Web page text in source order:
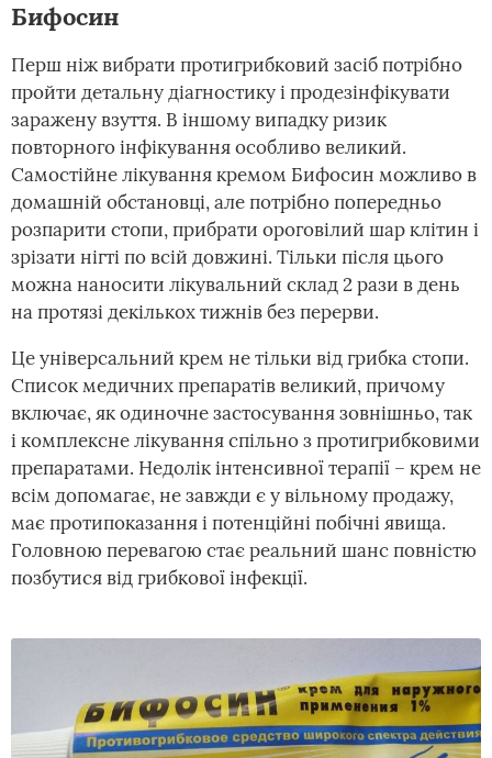
Бифосин
Перш ніж вибрати протигрибковий засіб потрібно
пройти детальну діагностику і продезінфікувати
заражену взуття. В іншому випадку ризик
повторного інфікування особливо великий.
Самостійне лікування кремом Бифосин можливо в
домашній обстановці, але потрібно попередньо
розпарити стопи, прибрати ороговілий шар клітин і
зрізати нігті по всій довжині. Тільки після цього
можна наносити лікувальний склад 2 рази в день
на протязі декількох тижнів без перерви.
Це універсальний крем не тільки від грибка стопи.
Список медичних препаратів великий, причому
включає, як одиночне застосування зовнішньо, так
і комплексне лікування спільно з протигрибковими
препаратами. Недолік інтенсивної терапії – крем не
всім допомагає, не завжди є у вільному продажу,
має протипоказання і потенційні побічні явища.
Головною перевагою стає реальний шанс повністю
позбутися від грибкової інфекції.